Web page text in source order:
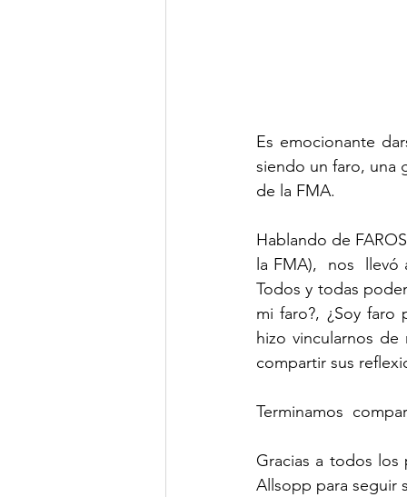
Es emocionante
siendo un faro, una
de la FMA.
Hablando de
la FMA),  nos
Todos y todas
mi faro?, ¿Soy faro
hizo vincularnos
compartir sus
Terminamos
Gracias a todos los
Allsopp para seguir